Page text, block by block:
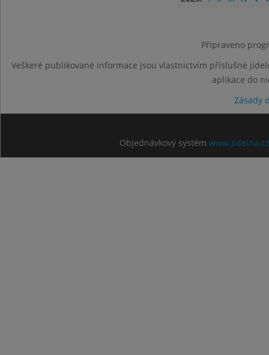
Připraveno
Veškeré publikované informace jsou vlastnictvím příslušné
aplikace do
Zásady
Objednávkový systém www.jidelna.cz